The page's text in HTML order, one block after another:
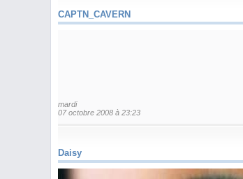
CAPTN_CAVERN
mardi
07 octobre 2008 à 23:23
Daisy